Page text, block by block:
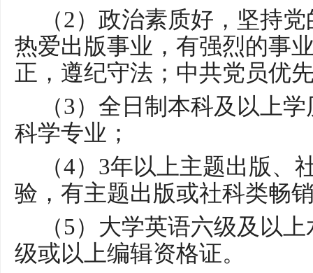
（2）政治素质好，坚持
热爱出版事业，有强烈的事
正，遵纪守法；中共党员优
（3）全日制本科及以上
科学专业；
（4）3年以上主题出版、
验，有主题出版或社科类畅
（5）大学英语六级及以
级或以上编辑资格证。